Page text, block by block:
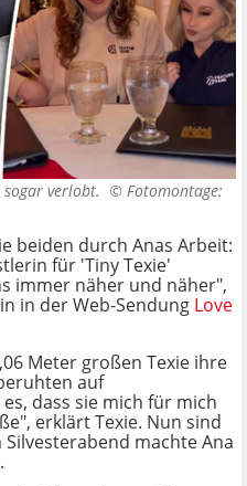
sogar verlobt. © Fotomontage:
beiden durch Anas Arbeit:
für 'Tiny Texie'
immer näher und näher",
in der Web-Sendung Love
Meter großen Texie ihre
auf
dass sie mich für mich
erklärt Texie. Nun sind
machte Ana